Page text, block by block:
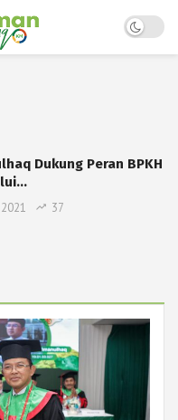
Dark
Dukung Peran BPKH
37